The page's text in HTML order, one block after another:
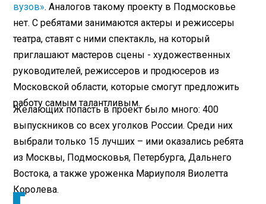
вузов». Аналогов такому проекту в Подмосковье
нет. С ребятами занимаются актеры и режиссеры
театра, ставят с ними спектакль, на который
приглашают мастеров сцены - художественных
руководителей, режиссеров и продюсеров из
Московской области, которые смогут предложить
работу самым талантливым.
Желающих попасть в проект было много: 400
выпускников со всех уголков России. Среди них
выбрали только 15 лучших – ими оказались ребята
из Москвы, Подмосковья, Петербурга, Дальнего
Востока, а также уроженка Мариуполя Виолетта
Королева.